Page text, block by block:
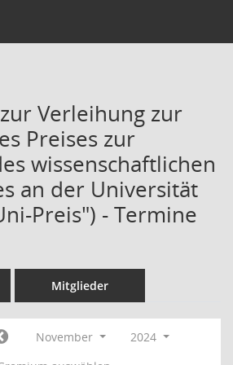
Verleihung zur
Preises zur
wissenschaftlichen
an der Universität
Preis") - Termine
Mitglieder
November
2024